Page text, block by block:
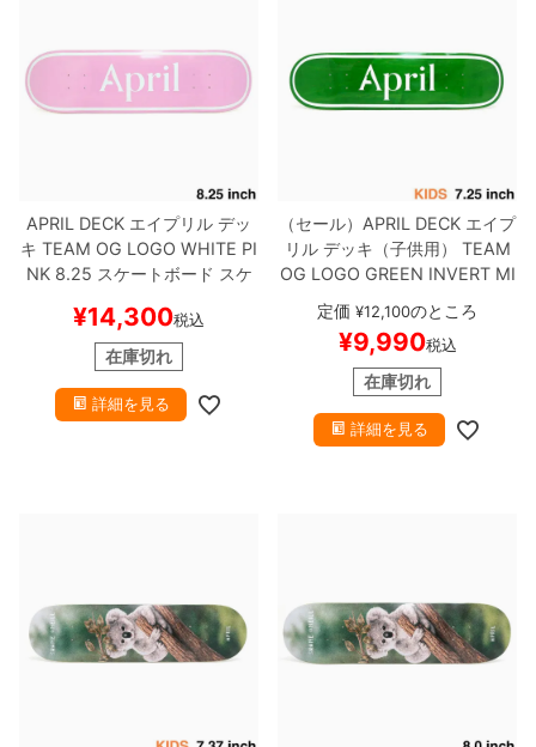
APRIL DECK エイプリル デッ
キ TEAM OG LOGO WHITE PI
NK 8.25 スケートボード スケ
¥14,300税込
在庫切れ
詳細を見る
（セール） APRIL DECK エイプ
リルデッキ（子供用）
TEAM
OG LOGO GREEN INVERT MI
NI 7.25
ー
定価 ¥12,100のところ
¥9,990税込
在庫切れ
詳細を見る